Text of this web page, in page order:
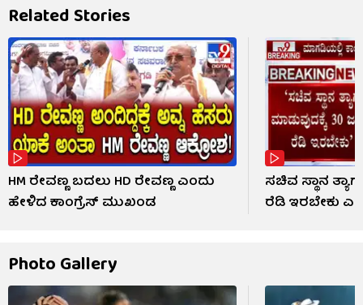
Related Stories
HM ರೇವಣ್ಣ ಬದಲು HD ರೇವಣ್ಣ ಎಂದು
ಹೇಳಿದ ಕಾಂಗ್ರೆಸ್ ಮುಖಂಡ
ಸಚಿವ ಸ್ಥಾನ
ರೆಡಿ ಇರಬೇಕು
Photo Gallery